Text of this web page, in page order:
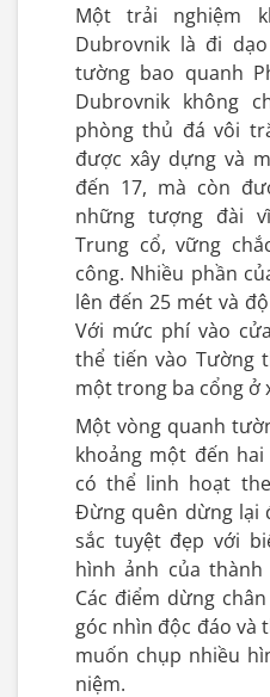
Một trải nghiệm
Dubrovnik là đi
tường bao quanh
Dubrovnik không
phòng thủ đá vôi
được xây dựng và
đến 17, mà còn
những tượng đài
Trung cổ, vững
công. Nhiều phần
lên đến 25 mét và
Với mức phí vào
thể tiến vào Tường
một trong ba cổng ở
Một vòng quanh
khoảng một đến
có thể linh hoạt
Đừng quên dừng lại
sắc tuyệt đẹp với
hình ảnh của
Các điểm dừng
góc nhìn độc đáo và
muốn chụp nhiều
niệm.